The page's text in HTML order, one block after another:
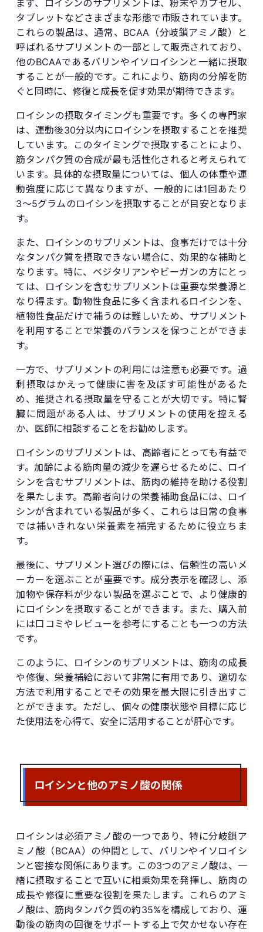
まず、ロイシンのサプリメントは、粉末やカプセル、
タブレットなどさまざまな形態で市販されています。
これらの製品は、通常、BCAA（分岐鎖アミノ酸）と
呼ばれるサプリメントの一部として販売されており、
他のBCAAであるバリンやイソロイシンと一緒に摂取
することが一般的です。これにより、筋肉の分解を防
ぐと同時に、修復と成長を促す効果が期待できます。
ロイシンの摂取タイミングも重要です。多くの専門家
は、運動後30分以内にロイシンを摂取することを推奨
しています。このタイミングで摂取することにより、
筋タンパク質の合成が最も活性化されると考えられて
います。具体的な摂取量については、個人の体重や運
動強度に応じて異なりますが、一般的には1回あたり
3〜5グラムのロイシンを摂取することが目安となりま
す。
また、ロイシンのサプリメントは、食事だけでは十分
なタンパク質を摂取できない場合に、効果的な補助と
なります。特に、ベジタリアンやビーガンの方にとっ
ては、ロイシンを含むサプリメントは重要な栄養源と
なり得ます。動物性食品に多く含まれるロイシンを、
植物性食品だけで補うのは難しいため、サプリメント
を利用することで栄養のバランスを保つことができま
す。
一方で、サプリメントの利用には注意も必要です。過
剰摂取はかえって健康に害を及ぼす可能性があるた
め、推奨される摂取量を守ることが大切です。特に腎
臓に問題がある人は、サプリメントの使用を控える
か、医師に相談することをお勧めします。
ロイシンのサプリメントは、高齢者にとっても有益で
す。加齢による筋肉量の減少を遅らせるために、ロイ
シンを含むサプリメントは、筋肉の維持を助ける役割
を果たします。高齢者向けの栄養補助食品には、ロイ
シンが含まれている製品が多く、これらは日常の食事
では補いきれない栄養素を補完するために役立ちま
す。
最後に、サプリメント選びの際には、信頼性の高いメ
ーカーを選ぶことが重要です。成分表示を確認し、添
加物や保存料が少ない製品を選ぶことで、より健康的
にロイシンを摂取することができます。また、購入前
には口コミやレビューを参考にすることも一つの方法
です。
このように、ロイシンのサプリメントは、筋肉の成長
や修復、栄養補給において非常に有用であり、適切な
方法で利用することでその効果を最大限に引き出すこ
とができます。ただし、個々の健康状態や目標に応じ
た使用法を心得て、安全に活用することが肝心です。
ロイシンと他のアミノ酸の関係
ロイシンは必須アミノ酸の一つであり、特に分岐鎖ア
ミノ酸（BCAA）の仲間として、バリンやイソロイシ
ンと密接な関係にあります。この3つのアミノ酸は、一
緒に摂取することで互いに相乗効果を発揮し、筋肉の
成長や修復に重要な役割を果たします。これらのアミ
ノ酸は、筋肉タンパク質の約35%を構成しており、運
動後の筋肉の回復をサポートする上で欠かせない存在